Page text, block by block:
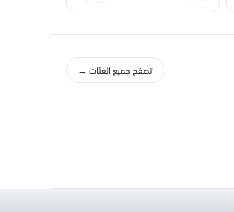
تصفح جميع الفئات →